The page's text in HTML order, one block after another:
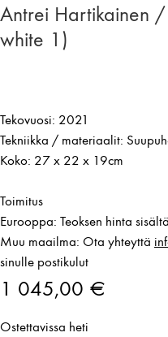
Antrei Hartikainen
white 1)
Tekovuosi: 2021
Tekniikka / materiaalit:
Koko: 27 x 22 x 19cm
Toimitus
Eurooppa: Teoksen hinta
Muu maailma: Ota yhteyttä
sinulle postikulut
1 045,00 €
Ostettavissa heti